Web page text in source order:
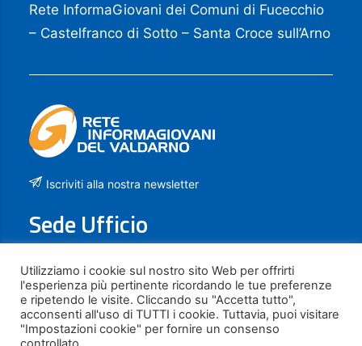
Rete InformaGiovani dei Comuni di Fucecchio
– Castelfranco di Sotto – Santa Croce sull’Arno
Iscriviti alla nostra newsletter
Sede Ufficio
Piazza La Vergine, 21
50054 FUCECCHIO (FI)
Contatti
Utilizziamo i cookie sul nostro sito Web per offrirti
l'esperienza più pertinente ricordando le tue preferenze
e ripetendo le visite. Cliccando su "Accetta tutto",
acconsenti all'uso di TUTTI i cookie. Tuttavia, puoi visitare
"Impostazioni cookie" per fornire un consenso